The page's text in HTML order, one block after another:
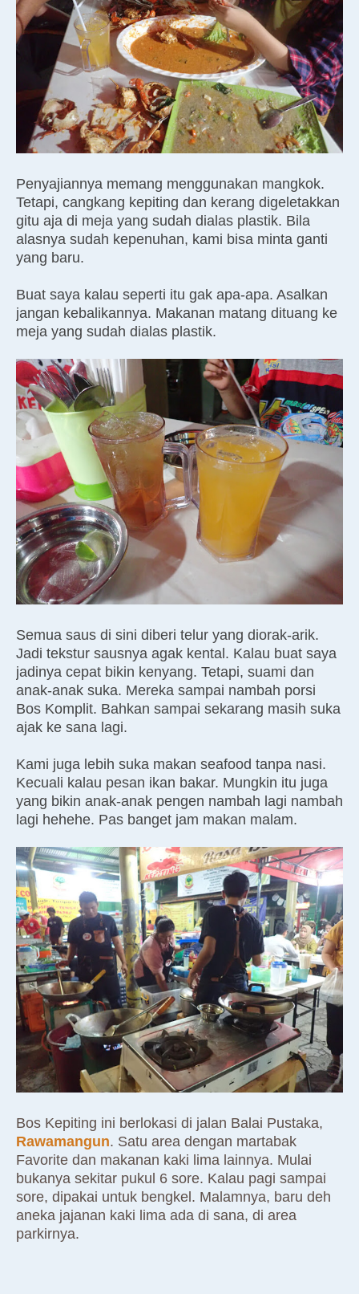
Penyajiannya memang menggunakan mangkok.
Tetapi, cangkang kepiting dan kerang digeletakkan
gitu aja di meja yang sudah dialas plastik. Bila
alasnya sudah kepenuhan, kami bisa minta ganti
yang baru.
Buat saya kalau seperti itu gak apa-apa. Asalkan
jangan kebalikannya. Makanan matang dituang ke
meja yang sudah dialas plastik.
Semua saus di sini diberi telur yang diorak-arik.
Jadi tekstur sausnya agak kental. Kalau buat saya
jadinya cepat bikin kenyang. Tetapi, suami dan
anak-anak suka. Mereka sampai nambah porsi
Bos Komplit. Bahkan sampai sekarang masih suka
ajak ke sana lagi.
Kami juga lebih suka makan seafood tanpa nasi.
Kecuali kalau pesan ikan bakar. Mungkin itu juga
yang bikin anak-anak pengen nambah lagi nambah
lagi hehehe. Pas banget jam makan malam.
Bos Kepiting ini berlokasi di jalan Balai Pustaka,
Rawamangun. Satu area dengan martabak
Favorite dan makanan kaki lima lainnya. Mulai
bukanya sekitar pukul 6 sore. Kalau pagi sampai
sore, dipakai untuk bengkel. Malamnya, baru deh
aneka jajanan kaki lima ada di sana, di area
parkirnya.